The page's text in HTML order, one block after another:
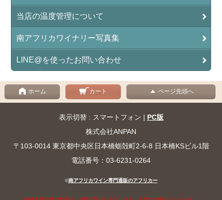
当店の温度管理について
南アフリカワイナリー写真集
LINE@を使ったお問い合わせ
ホーム カート ページ先頭へ
表示切替 : スマートフォン | PC版
株式会社ANPAN
〒103-0014 東京都中央区日本橋蛎殻町2-6-8 日本橋KSビル1階
電話番号：03-6231-0264
©南アフリカワイン専門通販のアフリカー